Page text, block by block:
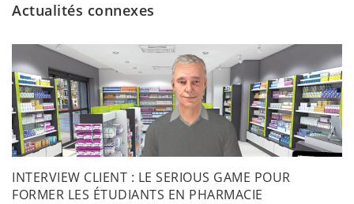
Actualités connexes
INTERVIEW CLIENT : LE SERIOUS GAME POUR
FORMER LES ÉTUDIANTS EN PHARMACIE